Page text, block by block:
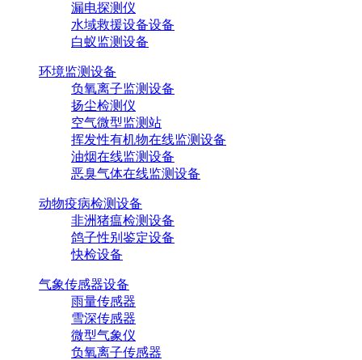
漏电探测仪
水域救援设备设备
白蚁监测设备
环境监测设备
负氧离子监测设备
扬尘检测仪
空气微型监测站
挥发性有机物在线监测设备
油烟在线监测设备
恶臭气体在线监测设备
动物疫病检测设备
非洲猪瘟检测设备
鸽子性别鉴定设备
快检设备
气象传感器设备
雨量传感器
雪深传感器
微型气象仪
负氧离子传感器